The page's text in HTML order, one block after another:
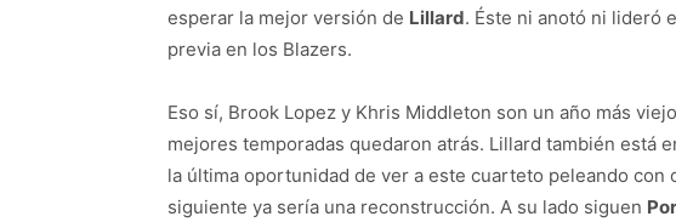
esperar la mejor versión de Lillard. Éste ni anotó ni lideró
previa en los Blazers.
Eso sí, Brook Lopez y Khris Middleton son un año más
mejores temporadas quedaron atrás. Lillard también está
la última oportunidad de ver a este cuarteto peleando con
siguiente ya sería una reconstrucción. A su lado siguen